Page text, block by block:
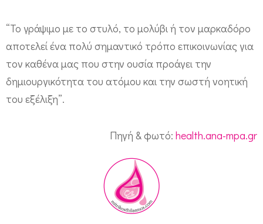
“Το γράψιμο με το στυλό, το μολύβι ή τον μαρκαδόρο
αποτελεί ένα πολύ σημαντικό τρόπο επικοινωνίας για
τον καθένα μας που στην ουσία προάγει την
δημιουργικότητα του ατόμου και την σωστή νοητική
του εξέλιξη”.
Πηγή & φωτό: health.ana-mpa.gr